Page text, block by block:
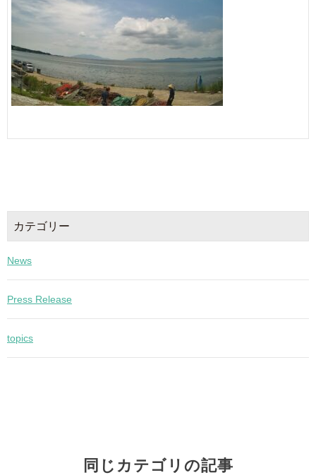
カテゴリー
News
Press Release
topics
同じカテゴリの記事